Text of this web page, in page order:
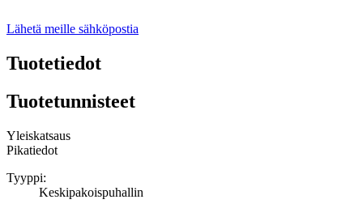
Lähetä meille sähköpostia
Tuotetiedot
Tuotetunnisteet
Yleiskatsaus
Pikatiedot
Tyyppi:
Keskipakoispuhallin